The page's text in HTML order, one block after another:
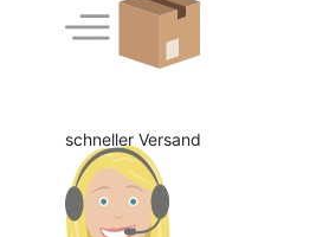
schneller Versand